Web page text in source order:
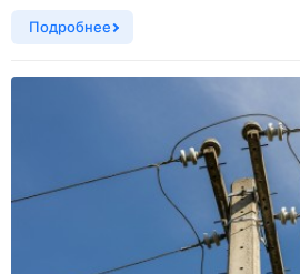
Подробнее